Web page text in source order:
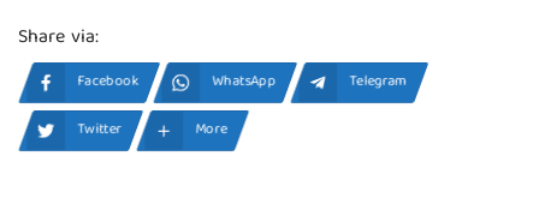
Share via:
Facebook WhatsApp
Telegram
Twitter
More